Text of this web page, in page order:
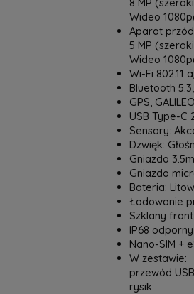
Wideo
Aparat
5 MP
Wideo
Wi-Fi
Bluetooth 5.3,
GPS,
USB Type-C
Sensory:
Dzwięk:
Gniazdo
Gniazdo
Bateria:
Ładowanie
Szklany
IP68
Nano-SIM +
W zestawie:
przewód
rysik